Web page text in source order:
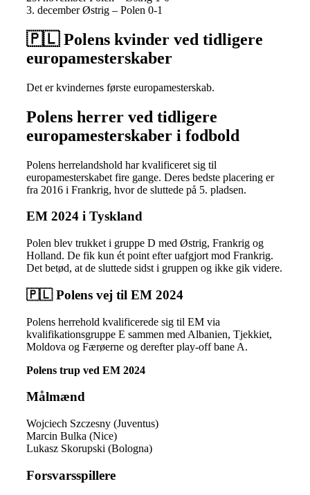
3. december Østrig – Polen 0-1
🇵🇱 Polens kvinder ved tidligere
europamesterskaber
Det er kvindernes første europamesterskab.
Polens herrer ved tidligere
europamesterskaber i fodbold
Polens herrelandshold har kvalificeret sig til
europamesterskabet fire gange. Deres bedste placering er
fra 2016 i Frankrig, hvor de sluttede på 5. pladsen.
EM 2024 i Tyskland
Polen blev trukket i gruppe D med Østrig, Frankrig og
Holland. De fik kun ét point efter uafgjort mod Frankrig.
Det betød, at de sluttede sidst i gruppen og ikke gik videre.
🇵🇱 Polens vej til EM 2024
Polens herrehold kvalificerede sig til EM via
kvalifikationsgruppe E sammen med Albanien, Tjekkiet,
Moldova og Færøerne og derefter play-off bane A.
Polens trup ved EM 2024
Målmænd
Wojciech Szczesny (Juventus)
Marcin Bulka (Nice)
Lukasz Skorupski (Bologna)
Forsvarsspillere